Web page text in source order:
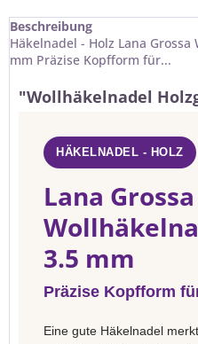
Beschreibung
Häkelnadel - Holz Lana
mm Präzise Kopfform für...
"Wollhäkelnadel
HÄKELNADEL - HOLZ
Lana Grossa
3.5 mm
Präzise Kopfform
Eine gute Häkelnadel